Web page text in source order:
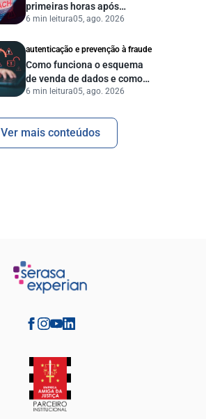
primeiras horas após
vazamento de dados?
6 min leitura05, ago. 2026
autenticação e prevenção à fraude
Como funciona o esquema
de venda de dados e como
proteger sua empresa?
6 min leitura05, ago. 2026
Ver mais conteúdos